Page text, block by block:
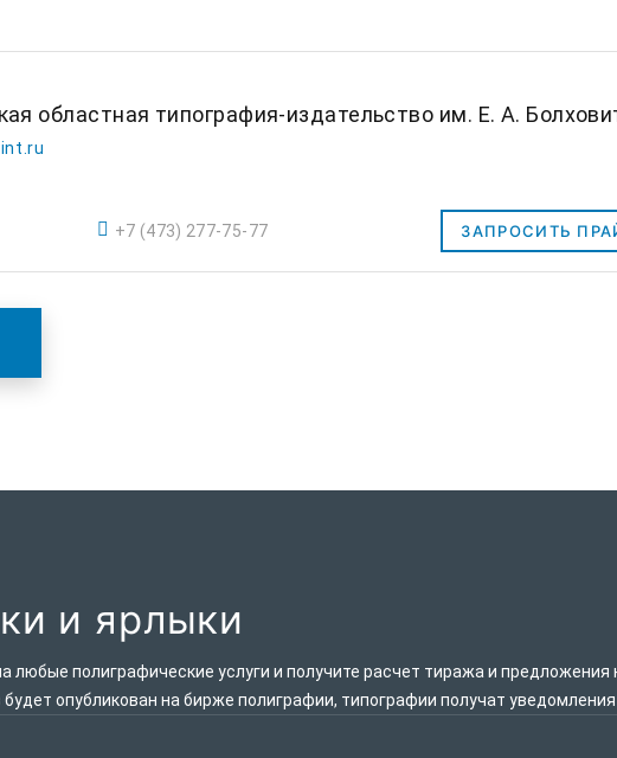
областная типография-издательство им. Е. А.
+7 (473) 277-75-77 ЗАПРОСИТЬ
и ярлыки
любые полиграфические услуги и получите расчет тиража и предложения
опубликован на бирже полиграфии, типографии получат